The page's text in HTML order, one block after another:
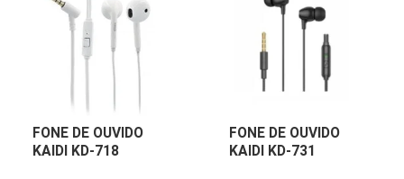
FONE DE OUVIDO
KAIDI KD-718
FONE DE OUVIDO
KAIDI KD-731